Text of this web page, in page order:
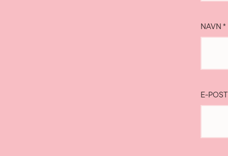
NAVN*
E-POST